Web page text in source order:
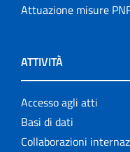
Attuazione misure
ATTIVITÀ
Accesso agli atti
Basi di dati
Collaborazioni